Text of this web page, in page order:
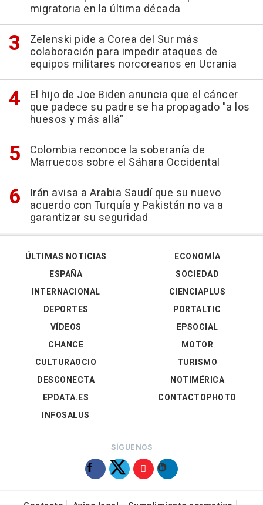
migratoria en la última década
Zelenski pide a Corea del Sur más
colaboración para impedir ataques de
equipos militares norcoreanos en Ucrania
El hijo de Joe Biden anuncia que el cáncer
que padece su padre se ha propagado "a los
huesos y más allá"
Colombia reconoce la soberanía de
Marruecos sobre el Sáhara Occidental
Irán avisa a Arabia Saudí que su nuevo
acuerdo con Turquía y Pakistán no va a
garantizar su seguridad
ÚLTIMAS NOTICIAS
ESPAÑA
INTERNACIONAL
DEPORTES
VÍDEOS
ECONOMÍA
SOCIEDAD
CIENCIAPLUS
PORTALTIC
EPSOCIAL
CHANCE
CULTURAOCIO
DESCONECTA
EPDATA.ES
INFOSALUS
MOTOR
TURISMO
NOTIMÉRICA
CONTACTOPHOTO
SÍGUENOS